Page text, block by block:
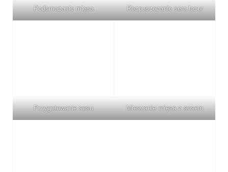
Podsmażanie mięsa Rozpuszczanie sera lazur
Przygotowanie sosu Mieszanie mięsa z sosem